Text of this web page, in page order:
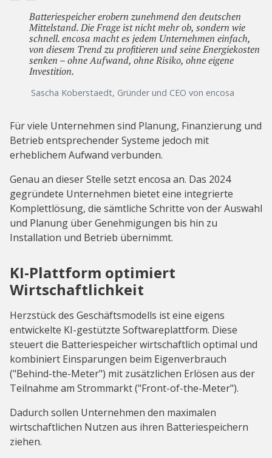
Batteriespeicher erobern zunehmend den deutschen
Mittelstand. Die Frage ist nicht mehr ob, sondern wie
schnell. encosa macht es jedem Unternehmen einfach,
von diesem Trend zu profitieren und seine Energiekosten
senken – ohne Aufwand, ohne Risiko, ohne eigene
Investition.
Sascha Koberstaedt, Gründer und CEO von encosa
Für viele Unternehmen sind Planung, Finanzierung und
Betrieb entsprechender Systeme jedoch mit
erheblichem Aufwand verbunden.
Genau an dieser Stelle setzt encosa an. Das 2024
gegründete Unternehmen bietet eine integrierte
Komplettlösung, die sämtliche Schritte von der Auswahl
und Planung über Genehmigungen bis hin zu
Installation und Betrieb übernimmt.
KI-Plattform optimiert
Wirtschaftlichkeit
Herzstück des Geschäftsmodells ist eine eigens
entwickelte KI-gestützte Softwareplattform. Diese
steuert die Batteriespeicher wirtschaftlich optimal und
kombiniert Einsparungen beim Eigenverbrauch
("Behind-the-Meter") mit zusätzlichen Erlösen aus der
Teilnahme am Strommarkt ("Front-of-the-Meter").
Dadurch sollen Unternehmen den maximalen
wirtschaftlichen Nutzen aus ihren Batteriespeichern
ziehen.